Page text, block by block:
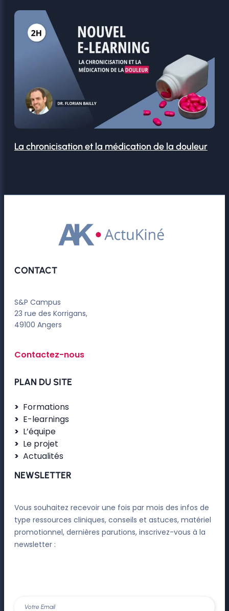
La chronicisation et la médication de la douleur
CONTACT
S&P Campus
23 rue des Korrigans,
49100 Angers
Contactez-nous
PLAN DU SITE
Formations
E-learnings
L’équipe
Le projet
Actualités
NEWSLETTER
Vous souhaitez recevoir une fois par mois des infos de
type ressources cliniques, conseils et astuces, matériel
promotionnel, dernières parutions, inscrivez-vous à la
newsletter :